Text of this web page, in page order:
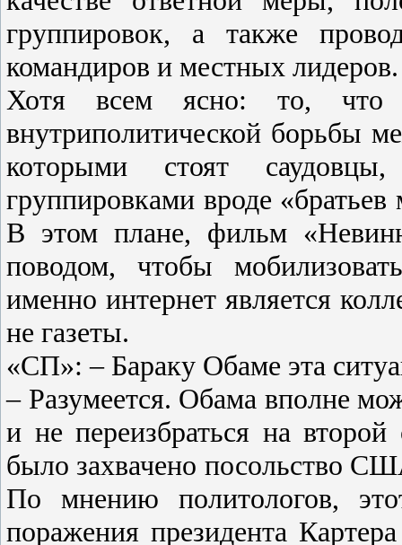
группировок, а также
командиров и местных лидеров.
Хотя всем ясно: то, что
внутриполитической борьбы
которыми стоят
группировками вроде
В этом плане, фильм
поводом, чтобы
именно интернет является
не газеты.
«СП»: – Бараку Обаме эта
– Разумеется. Обама вполне
и не переизбраться на
было захвачено посольство
По мнению политологов,
поражения президента